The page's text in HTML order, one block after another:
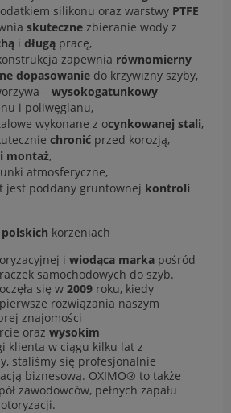
silikonu oraz warstwy PTFE
skuteczne zbieranie wody z
i długą pracę,
zapewnia równomierny
dopasowanie do krzywizny szyby,
– wysokogatunkowy
i poliwęglanu,
wykonane z ocynkowanej stali,
chronić przed korozją,
montaż,
atmosferyczne,
jest poddany gruntownej kontroli
polskich korzeniach
i wiodąca marka pośród
samochodowych do szyb.
się w 2009 roku, kiedy
rozwiązania naszym
znajomości
oraz wysokim
klienta w ciągu kilku lat z
staliśmy się profesjonalnie
biznesową. OXIMO® to także
zawodowców, pełnych zapału